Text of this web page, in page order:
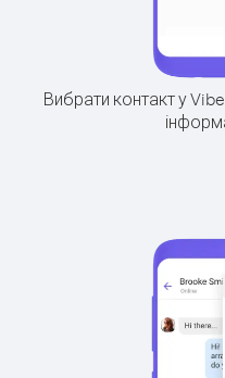
Вибрати контакт у